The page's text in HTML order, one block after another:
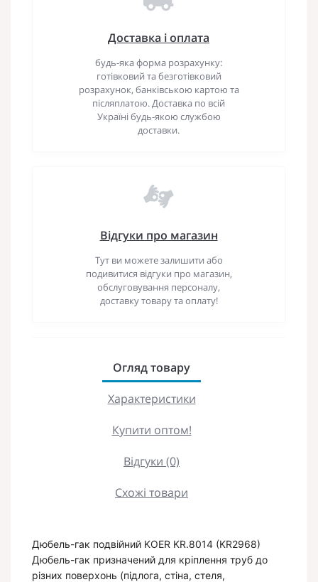
Доставка і оплата
будь-яка форма розрахунку:
готівковий та безготівковий
розрахунок, банківською картою та
післяплатою. Доставка по всій
Україні будь-якою службою
доставки.
Відгуки про магазин
Тут ви можете залишити або
подивитися відгуки про магазин,
обслуговування персоналу,
доставку товару та оплату!
Огляд товару
Характеристики
Купити оптом!
Відгуки (0)
Схожі товари
Дюбель-гак подвійний KOER KR.8014 (KR2968)
Дюбель-гак призначений для кріплення труб до
різних поверхонь (підлога, стіна, стеля,